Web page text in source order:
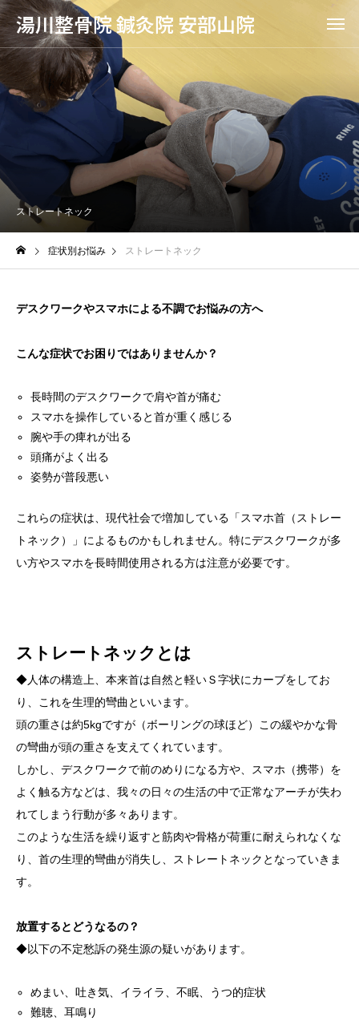
湯川整骨院 鍼灸院 安部山院
ストレートネック
症状別お悩み ストレートネック
デスクワークやスマホによる不調でお悩みの方へ
こんな症状でお困りではありませんか？
長時間のデスクワークで肩や首が痛む
スマホを操作していると首が重く感じる
腕や手の痺れが出る
頭痛がよく出る
姿勢が普段悪い
これらの症状は、現代社会で増加している「スマホ首（ストレー
トネック）」によるものかもしれません。特にデスクワークが多
い方やスマホを長時間使用される方は注意が必要です。
ストレートネックとは
◆人体の構造上、本来首は自然と軽いＳ字状にカーブをしてお
り、これを生理的彎曲といいます。
頭の重さは約5kgですが（ボーリングの球ほど）この緩やかな骨
の彎曲が頭の重さを支えてくれています。
しかし、デスクワークで前のめりになる方や、スマホ（携帯）を
よく触る方などは、我々の日々の生活の中で正常なアーチが失わ
れてしまう行動が多々あります。
このような生活を繰り返すと筋肉や骨格が荷重に耐えられなくな
り、首の生理的彎曲が消失し、ストレートネックとなっていきま
す。
放置するとどうなるの？
◆以下の不定愁訴の発生源の疑いがあります。
めまい、吐き気、イライラ、不眠、うつ的症状
難聴、耳鳴り